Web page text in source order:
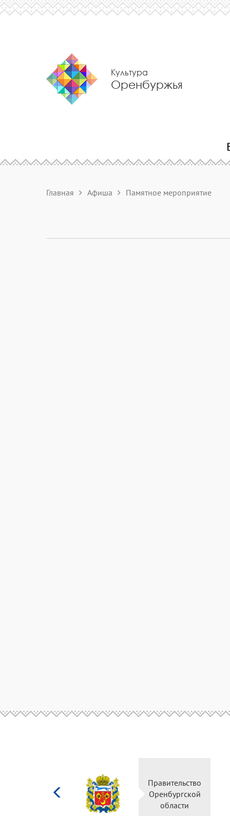
Культура
Оренбуржья
Главная Афиша Памятное мероприятие
Правительство
Оренбургской
области